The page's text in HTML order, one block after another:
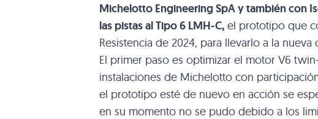
Michelotto Engineering SpA y también con
las pistas al Tipo 6 LMH-C, el prototipo que
Resistencia de 2024, para llevarlo a la
El primer paso es optimizar el motor V6
instalaciones de Michelotto con
el prototipo esté de nuevo en acción se
en su momento no se pudo debido a los